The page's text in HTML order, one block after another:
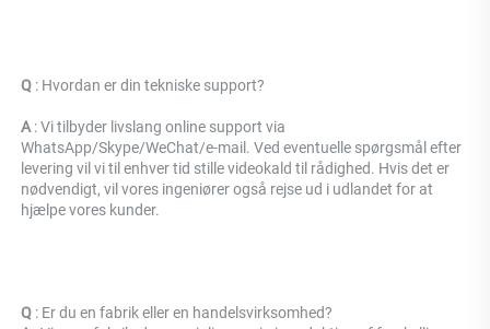
Q : Hvordan er din tekniske support?
A : Vi tilbyder livslang online support via
WhatsApp/Skype/WeChat/e-mail. Ved eventuelle spørgsmål efter
levering vil vi til enhver tid stille videokald til rådighed. Hvis det er
nødvendigt, vil vores ingeniører også rejse ud i udlandet for at
hjælpe vores kunder.
Q : Er du en fabrik eller en handelsvirksomhed?